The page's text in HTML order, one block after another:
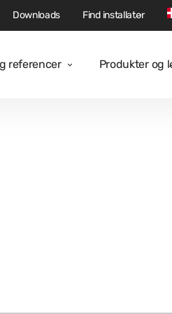
referencer Produkter og
Downloads Find installatør